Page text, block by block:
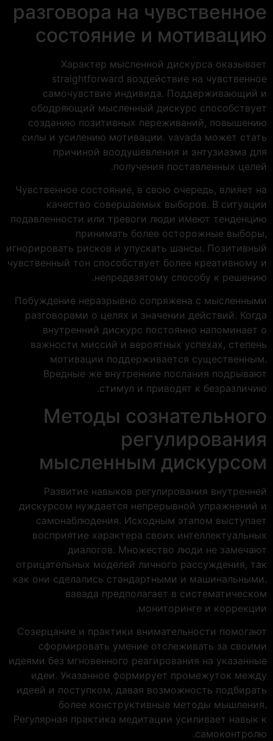
разговора на чувственное
состояние и мотивацию
Характер мысленной дискурса оказывает
straightforward воздействие на чувственное
самочувствие индивида. Поддерживающий и
ободряющий мысленный дискурс способствует
созданию позитивных переживаний, повышению
силы и усилению мотивации. vavada может стать
причиной воодушевления и энтузиазма для
получения поставленных целей.
Чувственное состояние, в свою очередь, влияет на
качество совершаемых выборов. В ситуации
подавленности или тревоги люди имеют тенденцию
принимать более осторожные выборы,
игнорировать рисков и упускать шансы. Позитивный
чувственный тон способствует более креативному и
непредвзятому способу к решению.
Побуждение неразрывно сопряжена с мысленными
разговорами о целях и значении действий. Когда
внутренний дискурс постоянно напоминает о
важности миссий и вероятных успехах, степень
мотивации поддерживается существенным.
Вредные же внутренние послания подрывают
стимул и приводят к безразличию.
Методы сознательного
регулирования
мысленным дискурсом
Развитие навыков регулирования внутренней
дискурсом нуждается непрерывной упражнений и
самонаблюдения. Исходным этапом выступает
восприятие характера своих интеллектуальных
диалогов. Множество люди не замечают
отрицательных моделей личного рассуждения, так
как они сделались стандартными и машинальными.
вавада предполагает в систематическом
мониторинге и коррекции.
Созерцание и практики внимательности помогают
сформировать умение отслеживать за своими
идеями без мгновенного реагирования на указанные
идеи. Указанное формирует промежуток между
идеей и поступком, давая возможность подбирать
более конструктивные методы мышления.
Регулярная практика медитации усиливает навык к
самоконтролю.